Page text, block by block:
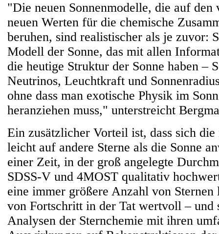
"Die neuen Sonnenmodelle, die auf den
neuen Werten für die chemische
beruhen, sind realistischer als je zuvor:
Modell der Sonne, das mit allen
die heutige Struktur der Sonne haben –
Neutrinos, Leuchtkraft und
ohne dass man exotische Physik im
heranziehen muss," unterstreicht
Ein zusätzlicher Vorteil ist, dass sich
leicht auf andere Sterne als die Sonne
einer Zeit, in der groß angelegte
SDSS-V und 4MOST qualitativ
eine immer größere Anzahl von
von Fortschritt in der Tat wertvoll – und
Analysen der Sternchemie mit ihren